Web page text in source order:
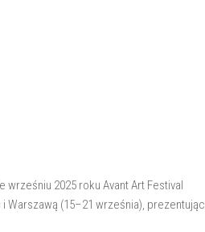
wrześniu 2025 roku Avant Art Festival
Warszawą (15–21 września), prezentując